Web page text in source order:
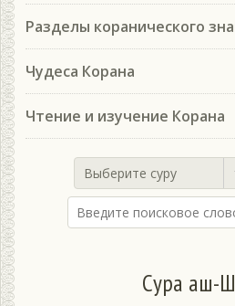
Разделы коранического
Чудеса Корана
Чтение и изучение Корана
Выберите суру
Сура аш-